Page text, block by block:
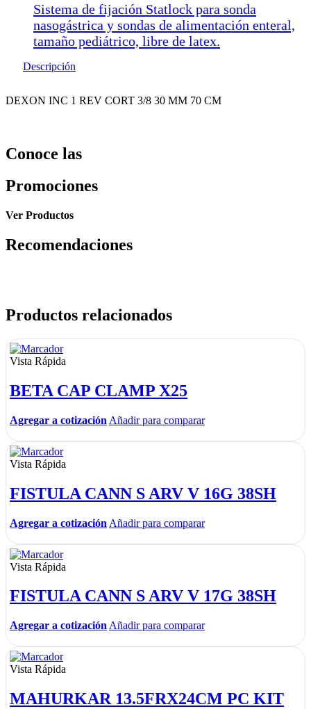
Sistema de fijación Statlock para sonda
nasogástrica y sondas de alimentación enteral,
tamaño pediátrico, libre de latex.
Descripción
DEXON INC 1 REV CORT 3/8 30 MM 70 CM
Conoce las
Promociones
Ver Productos
Recomendaciones
Productos relacionados
Vista Rápida
BETA CAP CLAMP X25
Agregar a cotización Añadir para comparar
Vista Rápida
FISTULA CANN S ARV V 16G 38SH
Agregar a cotización Añadir para comparar
Vista Rápida
FISTULA CANN S ARV V 17G 38SH
Agregar a cotización Añadir para comparar
Vista Rápida
MAHURKAR 13.5FRX24CM PC KIT